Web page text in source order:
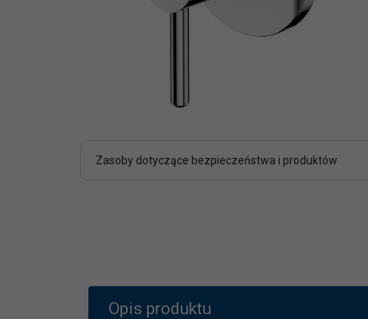
Zasoby dotyczące bezpieczeństwa i produktów
Opis produktu